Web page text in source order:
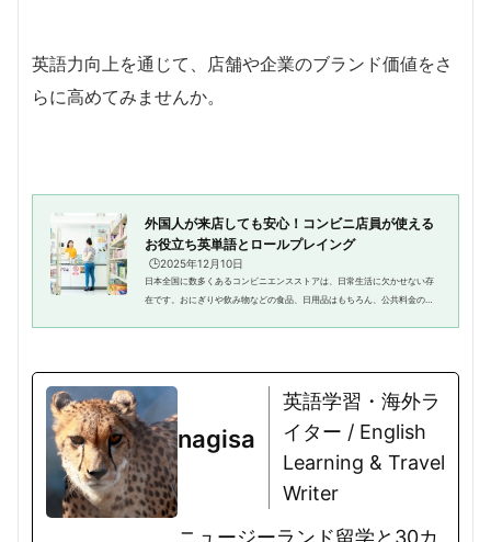
英語力向上を通じて、店舗や企業のブランド価値をさ
らに高めてみませんか。
外国人が来店しても安心！コンビニ店員が使える
お役立ち英単語とロールプレイング
🕒️2025年12月10日
日本全国に数多くあるコンビニエンスストアは、日常生活に欠かせない存
在です。おにぎりや飲み物などの食品、日用品はもちろん、公共料金の支
nagisa
英語学習・海外ラ
イター / English
Learning & Travel
Writer